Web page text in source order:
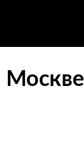
Москве